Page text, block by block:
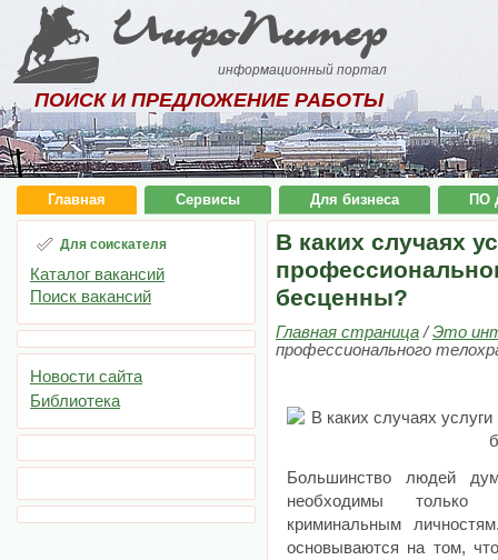
ИнфоПитер
информационный портал
ПОИСК И ПРЕДЛОЖЕНИЕ РАБОТЫ
Главная Сервисы Для бизнеса ПО
Для соискателя
Каталог вакансий
Поиск вакансий
Новости сайта
Библиотека
В каких случаях
бесценны?
Главная страница/Это
профессионального
Большинство людей
необходимы только
криминальным
основываются на том,